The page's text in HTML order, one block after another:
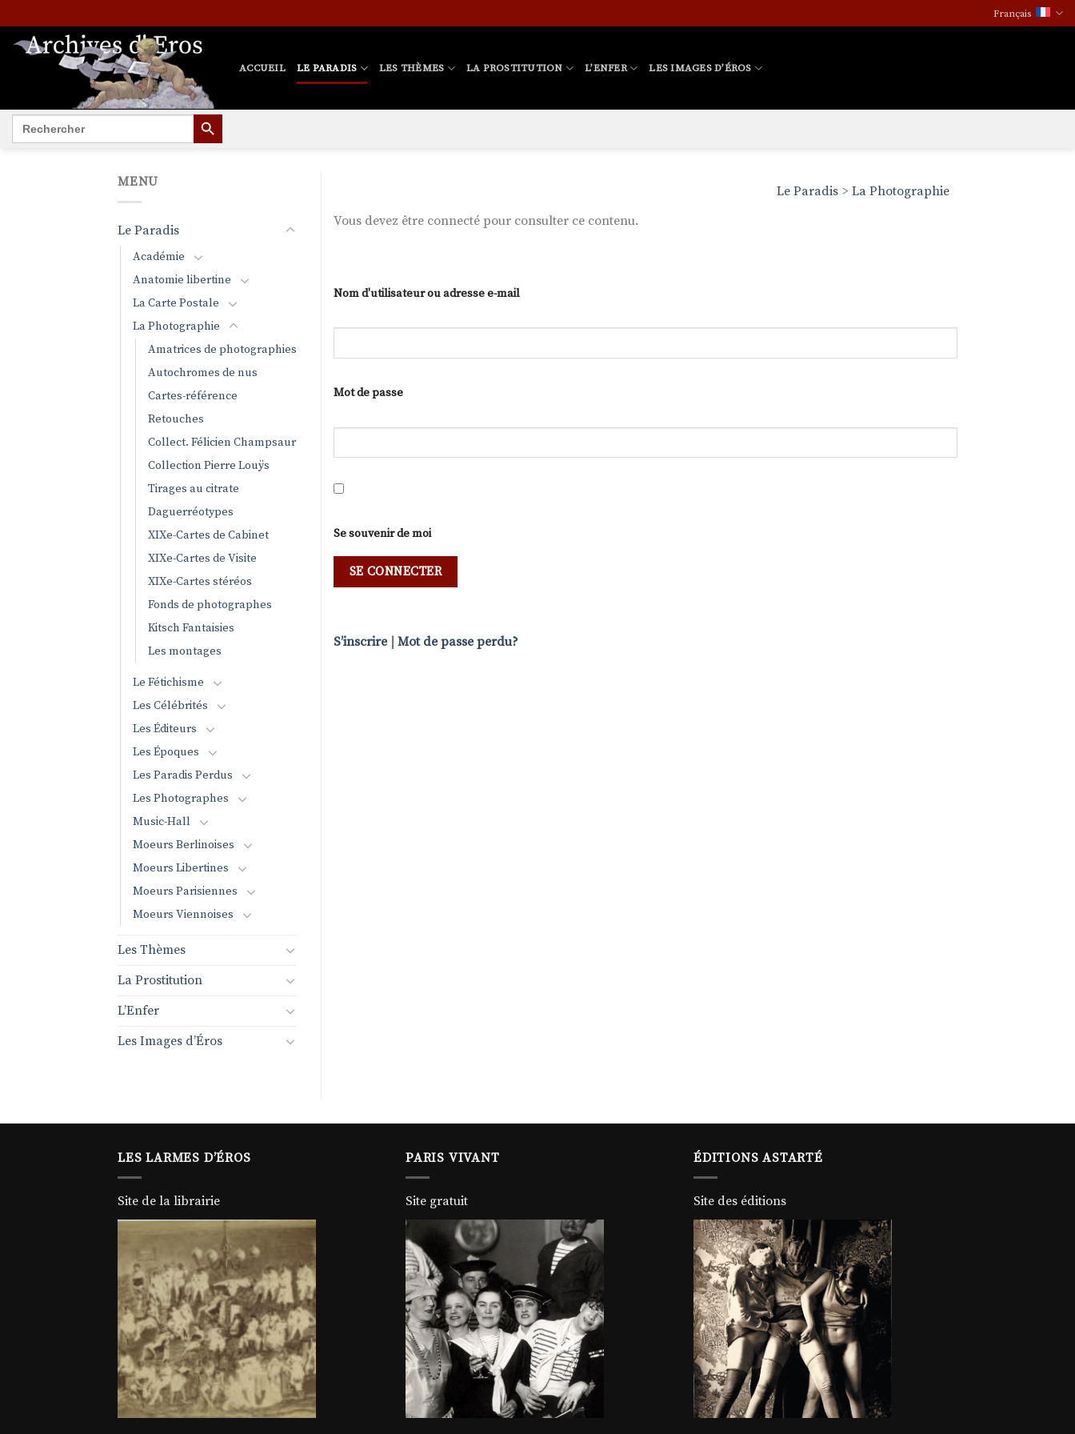
au
contenu
Français
ACCUEIL LE PARADIS LES THÈMES LA PROSTITUTION L’ENFER LES IMAGES D’ÉROS
Search
for:
SEARCH BUTTON
Le Paradis > La Photographie
Vous devez être connecté pour consulter ce contenu.
Nom d'utilisateur ou adresse e-mail
Mot de passe
Se souvenir de moi
S’inscrire Mot de passe perdu?
MENU
Le Paradis
Académie
Anatomie libertine
La Carte Postale
La Photographie
Amatrices de photographies
Autochromes de nus
Cartes-référence
Retouches
Collect. Félicien Champsaur
Collection Pierre Louÿs
Tirages au citrate
Daguerréotypes
XIXe-Cartes de Cabinet
XIXe-Cartes de Visite
XIXe-Cartes stéréos
Fonds de photographes
Kitsch Fantaisies
Les montages
Le Fétichisme
Les Célébrités
Les Éditeurs
Les Époques
Les Paradis Perdus
Les Photographes
Music-Hall
Moeurs Berlinoises
Moeurs Libertines
Moeurs Parisiennes
Moeurs Viennoises
Les Thèmes
La Prostitution
L’Enfer
Les Images d’Éros
LES LARMES D’ÉROS
Site de la librairie
PARIS VIVANT
Site gratuit
ÉDITIONS ASTARTÉ
Site des éditions